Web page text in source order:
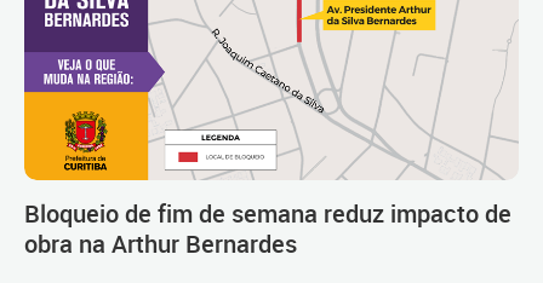
Bloqueio de fim de semana reduz impacto de
obra na Arthur Bernardes